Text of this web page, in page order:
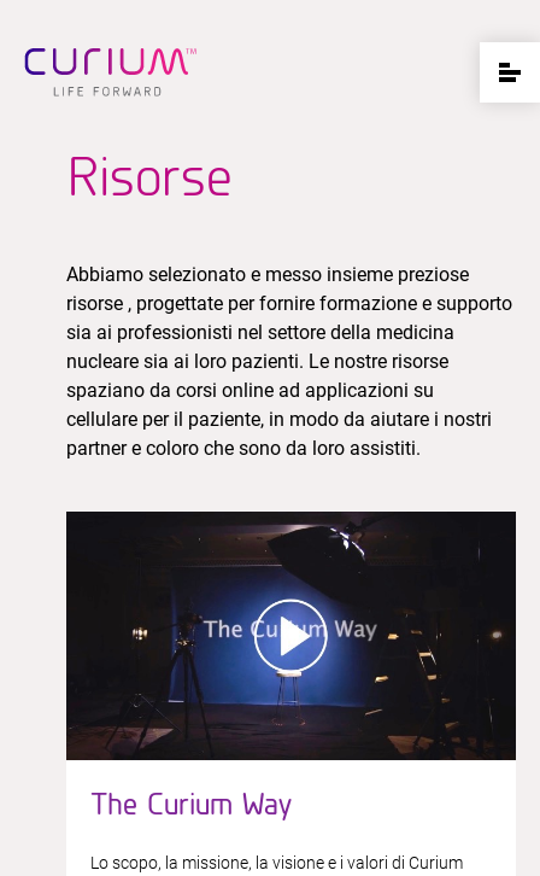
Risorse
Abbiamo selezionato e messo insieme preziose
risorse , progettate per fornire formazione e supporto
sia ai professionisti nel settore della medicina
nucleare sia ai loro pazienti. Le nostre risorse
spaziano da corsi online ad applicazioni su
cellulare per il paziente, in modo da aiutare i nostri
partner e coloro che sono da loro assistiti.
The Curium Way
Lo scopo, la missione, la visione e i valori di Curium